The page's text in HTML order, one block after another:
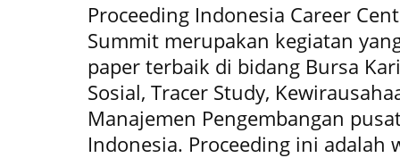
Proceeding Indonesia Career
Summit merupakan kegiatan
paper terbaik di bidang Bursa
Sosial, Tracer Study,
Manajemen Pengembangan
Indonesia. Proceeding ini adalah